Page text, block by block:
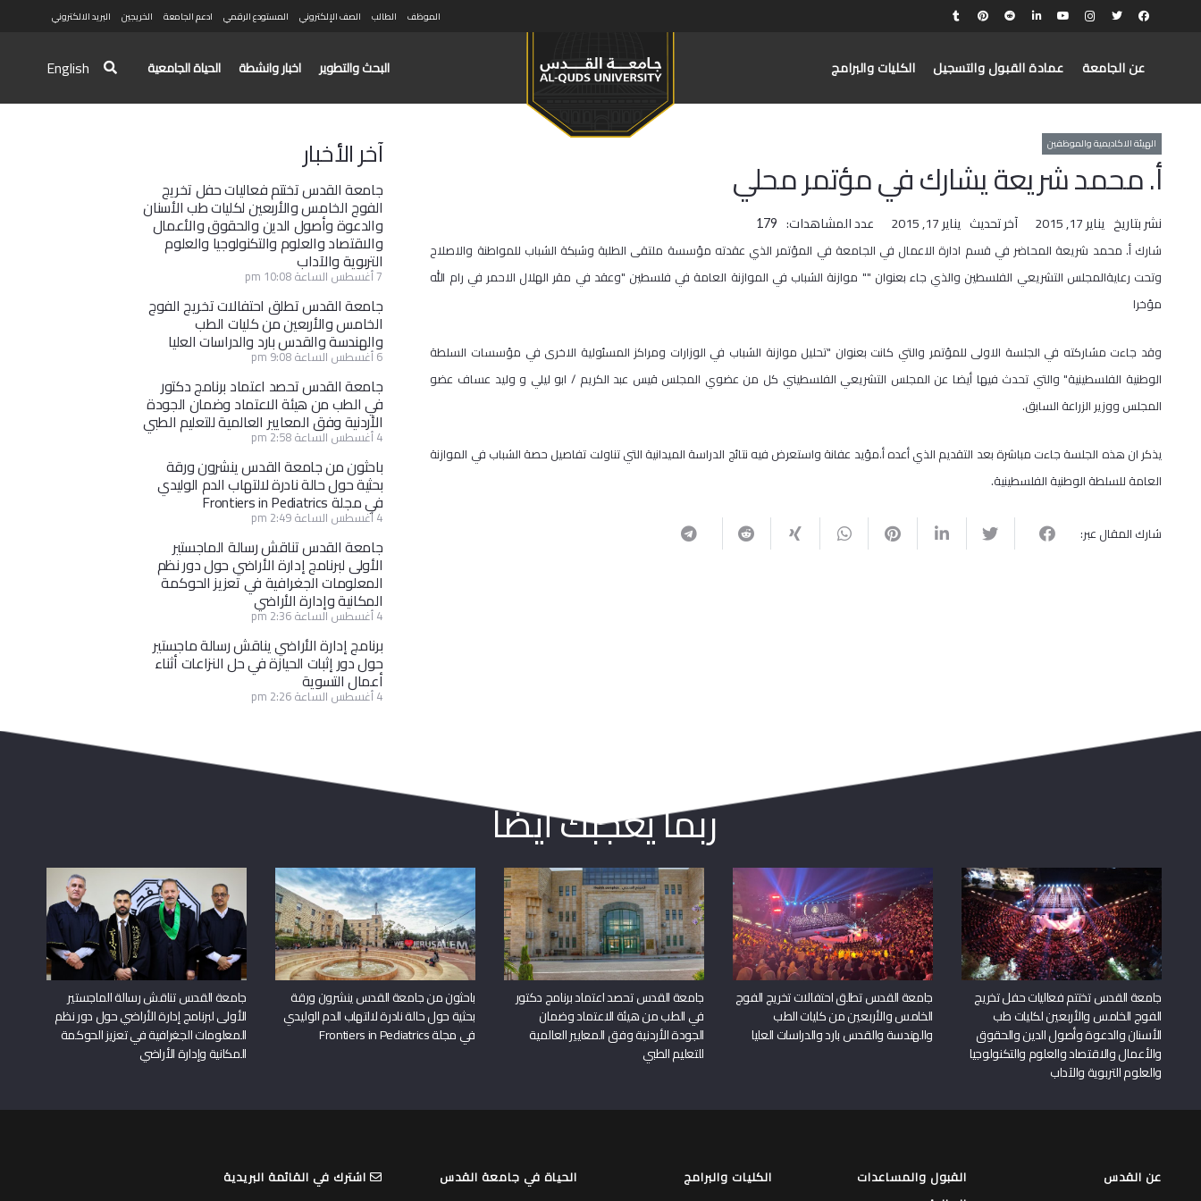
الموظف الطالب الصف الإلكتروني المستودع الرقمي ادعم الجامعة الخريجين البريد الالكتروني
عن الجامعة عمادة القبول والتسجيل الكليات والبرامج البحث والتطوير اخبار وانشطة الحياة الجامعية English
الهيئة الاكاديمية والموظفين
أ. محمد شريعة يشارك في مؤتمر محلي
نشر بتاريخ يناير 17, 2015 آخر تحديث يناير 17, 2015 عدد المشاهدات: 179
​شارك أ. محمد شريعة المحاضر في قسم ادارة الاعمال في الجامعة في المؤتمر الذي عقدته مؤسسة ملتقى الطلبة وشبكة الشباب للمواطنة والاصلاح
وتحت رعايةالمجلس التشريعي الفلسطين والذي جاء بعنوان "" موازنة الشباب في الموازنة العامة في فلسطين "وعقد في مقر الهلال الاحمر في رام الله
مؤخرا
وقد جاءت مشاركته في الجلسة الاولى للمؤتمر والتي كانت بعنوان "تحليل موازنة الشباب في الوزارات ومراكز المسئولية الاخرى في مؤسسات السلطة
الوطنية الفلسطينية" والتي تحدث فيها أيضا عن المجلس التشريعي الفلسطيني كل من عضوي المجلس قيس عبد الكريم / ابو ليلي و وليد عساف عضو
المجلس ووزير الزراعة السابق.
يذكر ان هذه الجلسة جاءت مباشرة بعد التقديم الذي أعده أ.مؤيد عفانة واستعرض فيه نتائج الدراسة الميدانية التي تناولت تفاصيل حصة الشباب في الموازنة
العامة للسلطة الوطنية الفلسطينية.
شارك المقال عبر:
آخر الأخبار
جامعة القدس تختتم فعاليات حفل تخريج
الفوج الخامس والأربعين لكليات طب الأسنان
والدعوة وأصول الدين والحقوق والأعمال
والاقتصاد والعلوم والتكنولوجيا والعلوم
التربوية والآداب
7 أغسطس الساعة 10:08 pm
جامعة القدس تطلق احتفالات تخريج الفوج
الخامس والأربعين من كليات الطب
والهندسة والقدس بارد والدراسات العليا
6 أغسطس الساعة 9:08 pm
جامعة القدس تحصد اعتماد برنامج دكتور
في الطب من هيئة الاعتماد وضمان الجودة
الأردنية وفق المعايير العالمية للتعليم الطبي
4 أغسطس الساعة 2:58 pm
باحثون من جامعة القدس ينشرون ورقة
بحثية حول حالة نادرة لالتهاب الدم الوليدي
في مجلة Frontiers in Pediatrics
4 أغسطس الساعة 2:49 pm
جامعة القدس تناقش رسالة الماجستير
الأولى لبرنامج إدارة الأراضي حول دور نظم
المعلومات الجغرافية في تعزيز الحوكمة
المكانية وإدارة الأراضي
4 أغسطس الساعة 2:36 pm
برنامج إدارة الأراضي يناقش رسالة ماجستير
حول دور إثبات الحيازة في حل النزاعات أثناء
أعمال التسوية
4 أغسطس الساعة 2:26 pm
ربما يعجبك أيضا
جامعة القدس تختتم فعاليات حفل تخريج
الفوج الخامس والأربعين لكليات طب
الأسنان والدعوة وأصول الدين والحقوق
والأعمال والاقتصاد والعلوم والتكنولوجيا
والعلوم التربوية والآداب
جامعة القدس تطلق احتفالات تخريج الفوج
الخامس والأربعين من كليات الطب
والهندسة والقدس بارد والدراسات العليا
جامعة القدس تحصد اعتماد برنامج دكتور
في الطب من هيئة الاعتماد وضمان
الجودة الأردنية وفق المعايير العالمية
للتعليم الطبي
باحثون من جامعة القدس ينشرون ورقة
بحثية حول حالة نادرة لالتهاب الدم الوليدي
في مجلة Frontiers in Pediatrics
جامعة القدس تناقش رسالة الماجستير
الأولى لبرنامج إدارة الأراضي حول دور نظم
المعلومات الجغرافية في تعزيز الحوكمة
المكانية وإدارة الأراضي
عن القدس
القبول والمساعدات
الكليات والبرامج الحياة في جامعة القدس اشترك في القائمة البريدية